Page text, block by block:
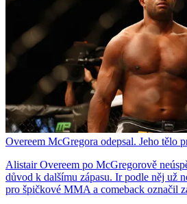
Overeem McGregora odepsal. Jeho tělo
Alistair Overeem po McGregorově
důvod k dalšímu zápasu. Ir podle něj už
pro špičkové MMA a comeback označil